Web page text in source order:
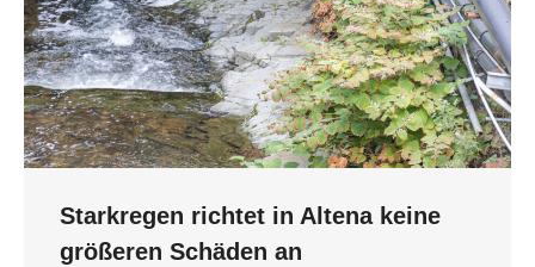
Starkregen richtet in Altena keine
größeren Schäden an